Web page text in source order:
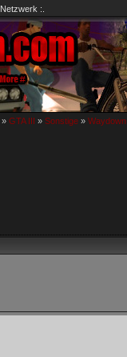
Netzwerk :.
» GTA III » Sonstige » Waydown